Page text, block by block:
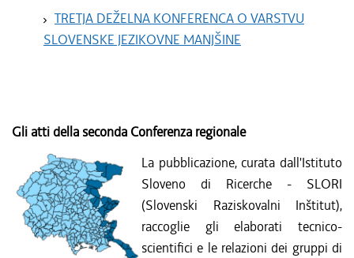
TRETJA DEŽELNA KONFERENCA O VARSTVU
SLOVENSKE JEZIKOVNE MANJŠINE
Gli atti della seconda Conferenza regionale
La pubblicazione, curata dall'Istituto
Sloveno di Ricerche - SLORI
(Slovenski Raziskovalni Inštitut),
raccoglie gli elaborati tecnico-
scientifici e le relazioni dei gruppi di